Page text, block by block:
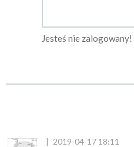
Jesteś nie zalogowany!
2019-04-17 18:11